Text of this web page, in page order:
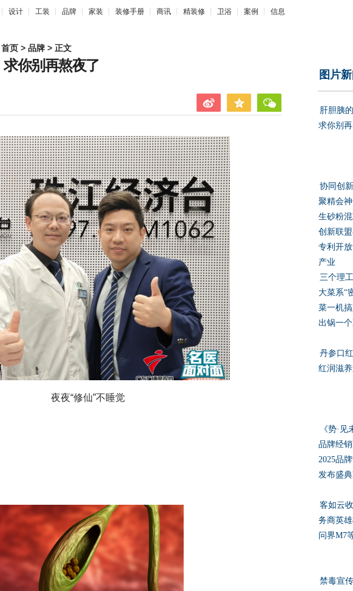
设计 工装 品牌 家装 装修手册 商讯 精装修 卫浴 案例 信息
首页 > 品牌 > 正文
你别再熬夜了
夜夜“修仙”不睡觉
图片新
肝胆胰
求你别
协同创
聚精会
生砂粉
创新联
专利开
产业
三个理
大菜系“
菜一机
出锅一
丹参口
红润滋
《势·
品牌经
2025品
发布盛
客如云
务商英雄
问界M7
禁毒宣